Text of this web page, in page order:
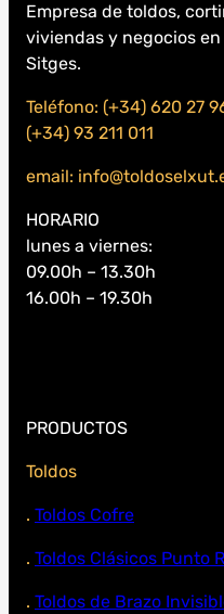
Empresa de toldos,
viviendas y negocios
Sitges.
Teléfono: (+34) 620 27
(+34) 93 211 011
email:
HORARIO
lunes a viernes:
09.00h – 13.30h
16.00h – 19.30h
PRODUCTOS
Toldos
. Toldos Cofre
. Toldos Clásicos Punto
. Toldos de Brazo